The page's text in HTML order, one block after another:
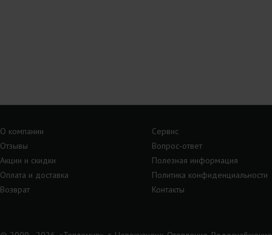
О компании
Сервис
Отзывы
Вопрос-ответ
Акции и скидки
Полезная информация
Оплата и доставка
Политика конфиденциальности
Возврат
Контакты